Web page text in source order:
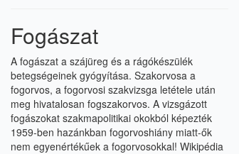
Fogászat
A fogászat a szájüreg és a rágókészülék
betegségeinek gyógyítása. Szakorvosa a
fogorvos, a fogorvosi szakvizsga letétele után
meg hivatalosan fogszakorvos. A vizsgázott
fogászokat szakmapolitikai okokból képezték
1959-ben hazánkban fogorvoshiány miatt-ők
nem egyenértékűek a fogorvosokkal! Wikipédia